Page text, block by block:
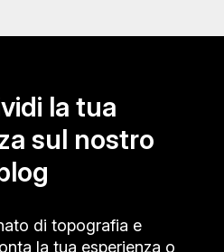
la tua
sul nostro
di topografia e
la tua esperienza o